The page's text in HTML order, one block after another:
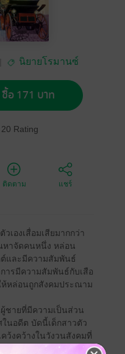
นิยายโรมานซ์
ซื้อ 171 บาท
20 Rating
ติดตาม แชร์
เองเสื่อมเสียมากกว่า
หาจัดคนหนึ่ง หล่อน
และมีความสัมพันธ์
ารมีความสัมพันธ์กับเสือ
ห้หล่อนถูกสังคมประณาม
ชายที่มีความเป็นส่วน
นอดีต บัดนี้เด็กสาวตัว
ว้งคว้างในวังวนสังคมที่
สร้างความวุ่นวายให้กับ